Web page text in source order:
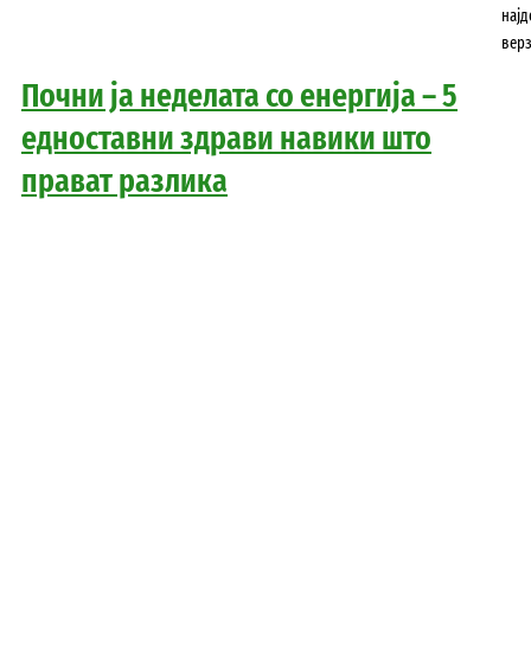
Почни ја неделата со енергија – 5
едноставни здрави навики што
прават разлика